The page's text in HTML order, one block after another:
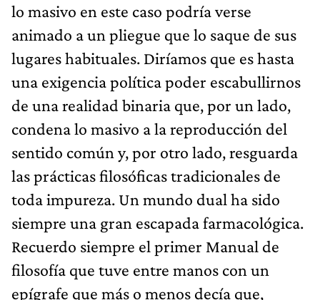
lo masivo en este caso podría verse
animado a un pliegue que lo saque de sus
lugares habituales. Diríamos que es hasta
una exigencia política poder escabullirnos
de una realidad binaria que, por un lado,
condena lo masivo a la reproducción del
sentido común y, por otro lado, resguarda
las prácticas filosóficas tradicionales de
toda impureza. Un mundo dual ha sido
siempre una gran escapada farmacológica.
Recuerdo siempre el primer Manual de
filosofía que tuve entre manos con un
epígrafe que más o menos decía que,